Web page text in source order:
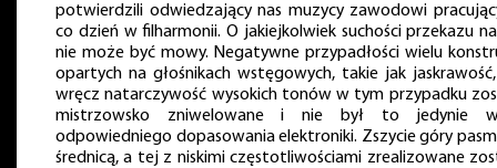
potwierdzili odwiedzający nas muzycy zawodowi
co dzień w filharmonii. O jakiejkolwiek suchości przekazu
nie może być mowy. Negatywne przypadłości wielu
opartych na głośnikach wstęgowych, takie jak
wręcz natarczywość wysokich tonów w tym przypadku
mistrzowsko zniwelowane i nie był to jedynie
odpowiedniego dopasowania elektroniki. Zszycie góry
średnicą, a tej z niskimi częstotliwościami zrealizowane